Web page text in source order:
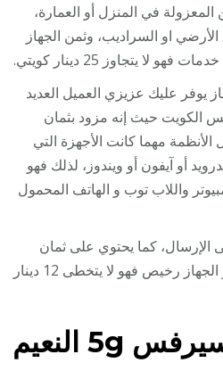
المعزولة في المنزل أو العمارة،
او السراديب، وثمن الجهاز
يتجاوز 25 دينار كويتي.
يوفر عليك عزيزي العميل العديد
حيث إنه مزود بثمان
الأنظمة مهما كانت الأجهزة التي
أو آيفون أو ويندوز، لذلك فهو
واللاب توب و الهاتف المحمول
الإرسال، كما يحتوي على ثمان
لمبات ليد، كما أن سعر الجهاز رخيص فهو لا يتخطى 12 دينار
5g النعيم